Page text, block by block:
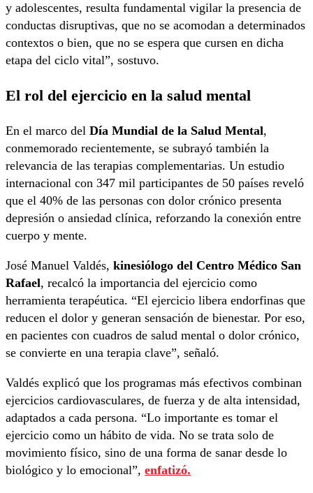
y adolescentes, resulta fundamental vigilar la presencia de
conductas disruptivas, que no se acomodan a determinados
contextos o bien, que no se espera que cursen en dicha
etapa del ciclo vital”, sostuvo.
El rol del ejercicio en la salud mental
En el marco del Día Mundial de la Salud Mental,
conmemorado recientemente, se subrayó también la
relevancia de las terapias complementarias. Un estudio
internacional con 347 mil participantes de 50 países reveló
que el 40% de las personas con dolor crónico presenta
depresión o ansiedad clínica, reforzando la conexión entre
cuerpo y mente.
José Manuel Valdés, kinesiólogo del Centro Médico San
Rafael, recalcó la importancia del ejercicio como
herramienta terapéutica. “El ejercicio libera endorfinas que
reducen el dolor y generan sensación de bienestar. Por eso,
en pacientes con cuadros de salud mental o dolor crónico,
se convierte en una terapia clave”, señaló.
Valdés explicó que los programas más efectivos combinan
ejercicios cardiovasculares, de fuerza y de alta intensidad,
adaptados a cada persona. “Lo importante es tomar el
ejercicio como un hábito de vida. No se trata solo de
movimiento físico, sino de una forma de sanar desde lo
biológico y lo emocional”, enfatizó.